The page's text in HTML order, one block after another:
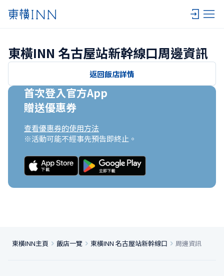
東橫INN 名古屋站新幹線口周邊資訊
返回飯店詳情
首次登入官方App
贈送優惠券
查看優惠券的使用方法
※活動可能不經事先預告即終止。
東橫INN主頁 飯店一覽 東橫INN 名古屋站新幹線口 周邊資訊